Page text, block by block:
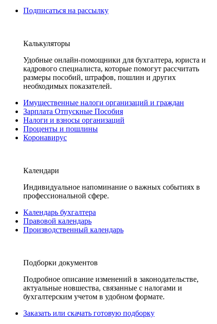
Подписаться на рассылку
Калькуляторы
Удобные онлайн-помощники для бухгалтера, юриста и
кадрового специалиста, которые помогут рассчитать
размеры пособий, штрафов, пошлин и других
необходимых показателей.
Имущественные налоги организаций и граждан
Зарплата Отпускные Пособия
Налоги и взносы организаций
Проценты и пошлины
Коронавирус
Календари
Индивидуальное напоминание о важных событиях в
профессиональной сфере.
Календарь бухгалтера
Правовой календарь
Производственный календарь
Подборки документов
Подробное описание изменений в законодательстве,
актуальные новшества, связанные с налогами и
бухгалтерским учетом в удобном формате.
Заказать или скачать готовую подборку